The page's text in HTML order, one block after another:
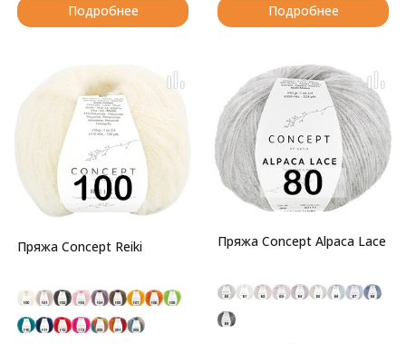
Подробнее Подробнее
Пряжа Concept Reiki Пряжа Concept Alpaca Lace